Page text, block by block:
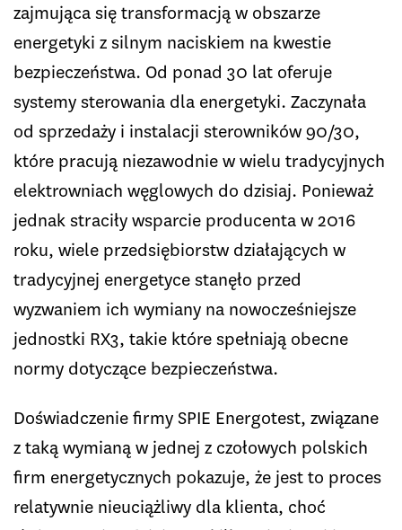
zajmująca się transformacją w obszarze
energetyki z silnym naciskiem na kwestie
bezpieczeństwa. Od ponad 30 lat oferuje
systemy sterowania dla energetyki. Zaczynała
od sprzedaży i instalacji sterowników 90/30,
które pracują niezawodnie w wielu tradycyjnych
elektrowniach węglowych do dzisiaj. Ponieważ
jednak straciły wsparcie producenta w 2016
roku, wiele przedsiębiorstw działających w
tradycyjnej energetyce stanęło przed
wyzwaniem ich wymiany na nowocześniejsze
jednostki RX3, takie które spełniają obecne
normy dotyczące bezpieczeństwa.
Doświadczenie firmy SPIE Energotest, związane
z taką wymianą w jednej z czołowych polskich
firm energetycznych pokazuje, że jest to proces
relatywnie nieuciążliwy dla klienta, choć